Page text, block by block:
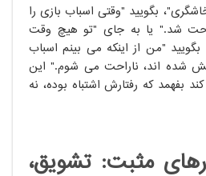
بگویید "وقتی اسباب بازی را
شد." یا به جای "تو هیچ وقت
"من از اینکه می بینم اسباب
شده اند، ناراحت می شوم." این
بفهمد که رفتارش اشتباه بوده، نه
مثبت: تشویق،